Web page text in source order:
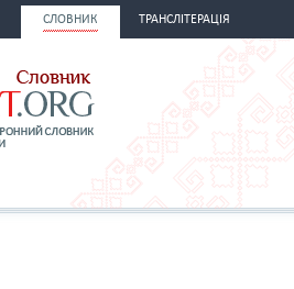
СЛОВНИК ТРАНСЛІТЕРАЦІЯ